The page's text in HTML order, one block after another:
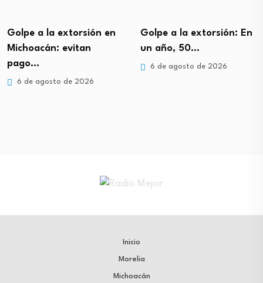
Golpe a la extorsión en
Michoacán: evitan
pago…
6 de agosto de 2026
Golpe a la extorsión: En
un año, 50…
6 de agosto de 2026
Inicio
Morelia
Michoacán